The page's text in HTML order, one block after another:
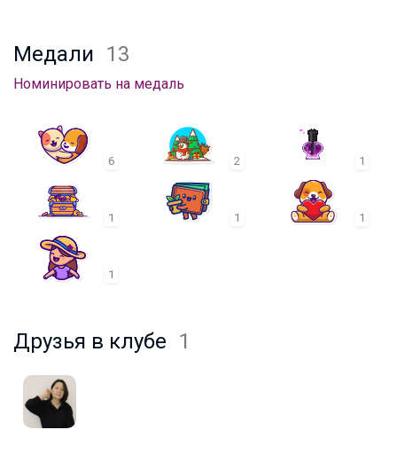
Медали 13
Номинировать на медаль
6 2 1
1 1 1
1
Друзья в клубе 1